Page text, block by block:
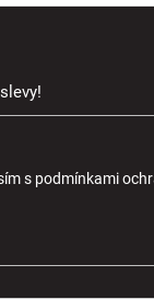
s podmínkami